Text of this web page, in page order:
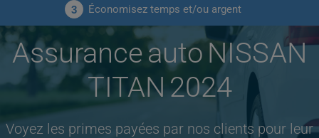
3 Économisez temps et/ou argent
Assurance auto NISSAN
TITAN 2024
Voyez les primes payées par nos clients pour leur